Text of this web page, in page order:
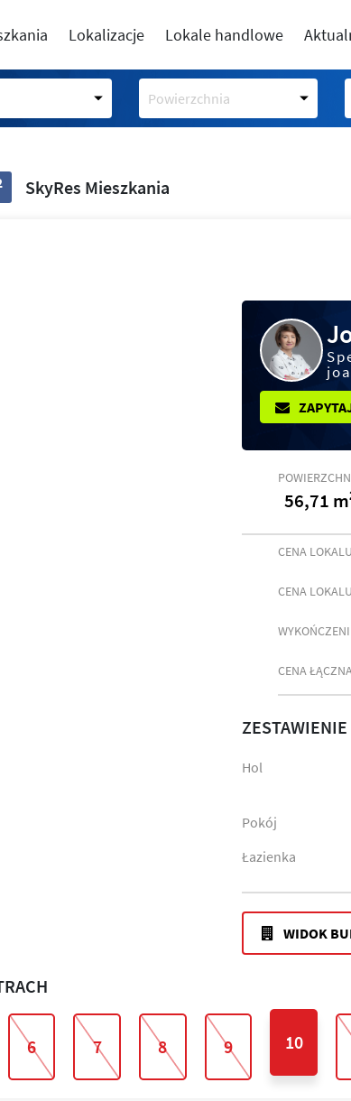
Lokalizacje Lokale handlowe
Powierzchnia
SkyRes Mieszkania
56,71 m
CENA LOKALU
CENA
CENA
Hol
Pokój
Łazienka
WIDOK
6 7 8 9 10